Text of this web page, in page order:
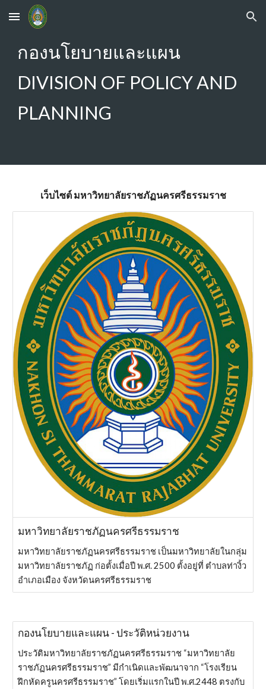
Skip to main content Skip to navigation
กองนโยบายและแผน
DIVISION OF POLICY AND
PLANNING
เว็บไซต์ มหาวิทยาลัยราชภัฏนครศรีธรรมราช
มหาวิทยาลัยราชภัฏนครศรีธรรมราช
มหาวิทยาลัยราชภัฏนครศรีธรรมราช เป็นมหาวิทยาลัยในกลุ่ม
มหาวิทยาลัยราชภัฏ ก่อตั้งเมื่อปี พ.ศ. 2500 ตั้งอยู่ที่ ตำบลท่างิ้ว
อำเภอเมือง จังหวัดนครศรีธรรมราช
กองนโยบายและแผน - ประวัติหน่วยงาน
ประวัติมหาวิทยาลัยราชภัฏนครศรีธรรมราช “มหาวิทยาลัย
ราชภัฏนครศรีธรรมราช” มีกำเนิดและพัฒนาจาก “โรงเรียน
ฝึกหัดครูนครศรีธรรมราช” โดยเริ่มแรกในปี พ.ศ.2448 ตรงกับ